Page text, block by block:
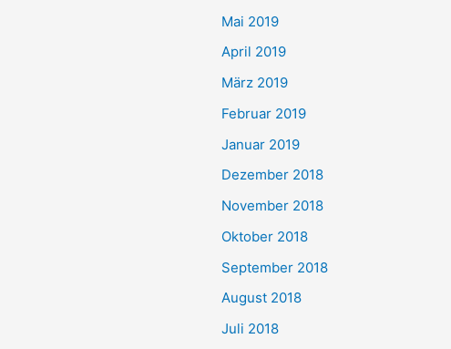
Mai 2019
April 2019
März 2019
Februar 2019
Januar 2019
Dezember 2018
November 2018
Oktober 2018
September 2018
August 2018
Juli 2018